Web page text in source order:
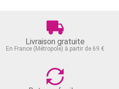
Livraison gratuite
En France (Métropole) à partir de 69 €